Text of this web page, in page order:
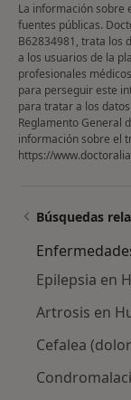
La información sobre
fuentes públicas.
B62834981, trata los
a los usuarios de la
profesionales
para perseguir este
para tratar a los
Reglamento General
información sobre el
https://
Búsquedas
Epilepsia en
Artrosis en
Cefalea